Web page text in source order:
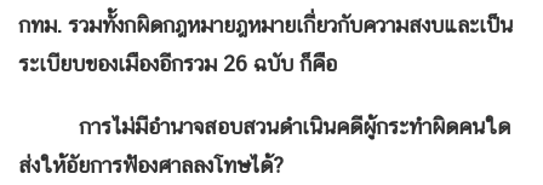
กทม. รวมทั้งกผิดกฎหมายฎหมายเกี่ยวกับความสงบและเป็น
ระเบียบของเมืองอีกรวม 26 ฉบับ ก็คือ
การไม่มีอำนาจสอบสวนดำเนินคดีผู้กระทำผิดคนใด
ส่งให้อัยการฟ้องศาลลงโทษได้?